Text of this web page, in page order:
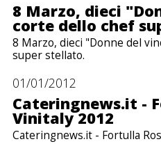
8 Marzo, dieci
corte dello chef
8 Marzo, dieci "Donne del
super stellato.
01/01/2012
Cateringnews.it -
Vinitaly 2012
Cateringnews.it - Fortulla